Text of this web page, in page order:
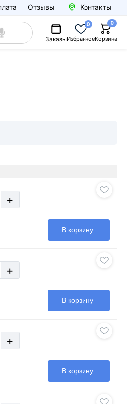
Отзывы Контакты
ЗаказыИзбранное
0
Корзина
0
+
В корзину
+
В корзину
+
В корзину